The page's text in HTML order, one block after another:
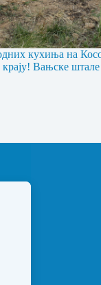
кухиња на
Вањске штале